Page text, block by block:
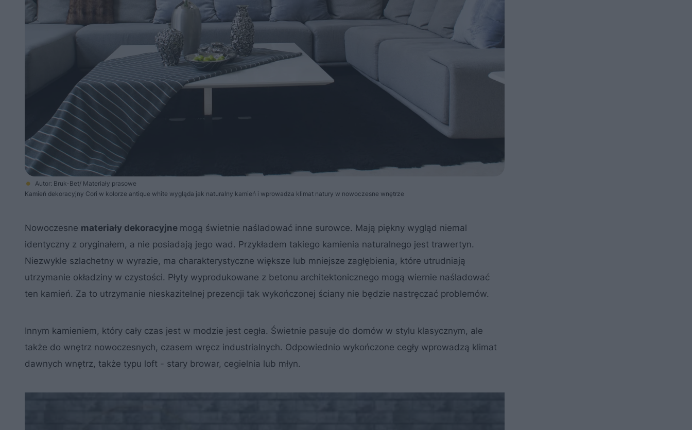
Autor: Bruk-Bet/ Materiały prasowe
Kamień dekoracyjny Cori w kolorze antique white wygląda jak naturalny kamień i wprowadza klimat natury w nowoczesne wnętrze
Nowoczesne materiały dekoracyjne mogą świetnie naśladować inne surowce. Mają piękny wygląd niemal
identyczny z oryginałem, a nie posiadają jego wad. Przykładem takiego kamienia naturalnego jest trawertyn.
Niezwykle szlachetny w wyrazie, ma charakterystyczne większe lub mniejsze zagłębienia, które utrudniają
utrzymanie okładziny w czystości. Płyty wyprodukowane z betonu architektonicznego mogą wiernie naśladować
ten kamień. Za to utrzymanie nieskazitelnej prezencji tak wykończonej ściany nie będzie nastręczać problemów.
Innym kamieniem, który cały czas jest w modzie jest cegła. Świetnie pasuje do domów w stylu klasycznym, ale
także do wnętrz nowoczesnych, czasem wręcz industrialnych. Odpowiednio wykończone cegły wprowadzą klimat
dawnych wnętrz, także typu loft - stary browar, cegielnia lub młyn.